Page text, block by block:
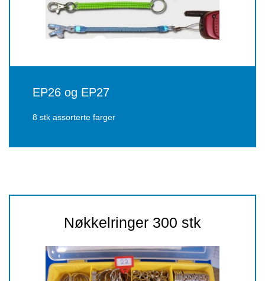
EP26 og EP27
8 stk assorterte farger
Nøkkelringer 300 stk